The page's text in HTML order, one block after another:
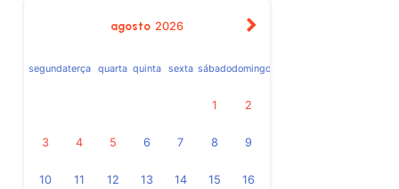
agosto 2026
segundaterça quarta quinta sexta sábadodomingo
1 2
3 4 5 6 7 8 9
10 11 12 13 14 15 16